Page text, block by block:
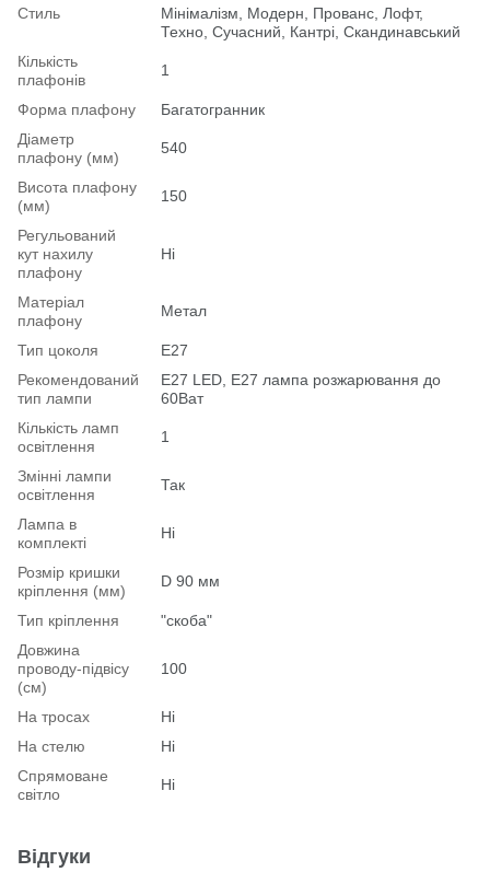
Стиль
Мінімалізм, Модерн, Прованс, Лофт,
Техно, Сучасний, Кантрі, Скандинавський
Кількість
плафонів
1
Форма плафону
Багатогранник
Діаметр
плафону (мм)
540
Висота плафону
(мм)
150
Регульований
кут нахилу
плафону
Ні
Матеріал
плафону
Метал
Тип цоколя
E27
Рекомендований
тип лампи
Е27 LED, E27 лампа розжарювання до
60Ват
Кількість ламп
освітлення
1
Змінні лампи
освітлення
Так
Лампа в
комплекті
Ні
Розмір кришки
кріплення (мм)
D 90 мм
Тип кріплення
"скоба"
Довжина
проводу-підвісу
(см)
100
На тросах
Ні
На стелю
Ні
Спрямоване
світло
Ні
Відгуки